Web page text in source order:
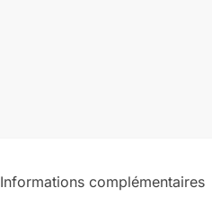
Informations complémentaires